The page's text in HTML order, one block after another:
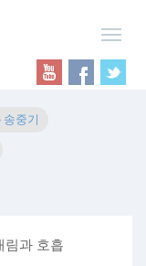
송중기
림과 호흡